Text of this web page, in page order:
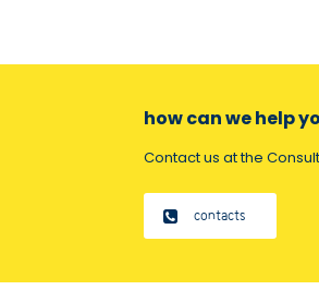
how can we help
Contact us at the
contacts